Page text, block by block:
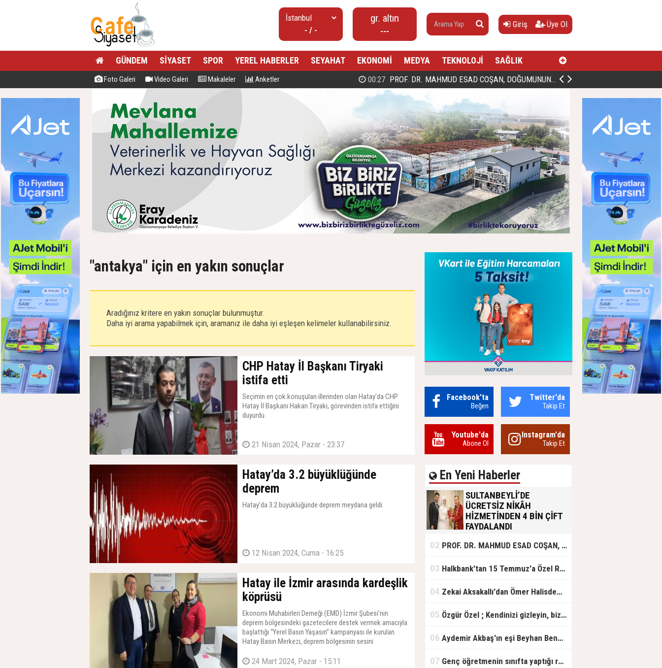
- / -
gr. altın
---
Giriş Üye Ol
GÜNDEM SİYASET SPOR YEREL HABERLER SEYAHAT EKONOMİ MEDYA TEKNOLOJİ SAĞLIK
Foto Galeri Video Galeri Makaleler Anketler 00:27 PROF. DR. MAHMUD ESAD COŞAN, DOĞUMUNUN HİCRÎ 91. YILINDA ELAZIĞ'DA YÂD EDİLECEK
"antakya" için en yakın sonuçlar
Aradığınız kritere en yakın sonuçlar bulunmuştur.
Daha iyi arama yapabilmek için, aramanız ile daha iyi eşleşen kelimeler kullanabilirsiniz.
CHP Hatay İl Başkanı Tiryaki
istifa etti
Seçimin en çok konuşulan illerinden olan Hatay'da CHP
Hatay İl Başkanı Hakan Tiryaki, görevinden istifa ettiğini
duyurdu.
21 Nisan 2024, Pazar - 23:37
Hatay’da 3.2 büyüklüğünde
deprem
Hatay’da 3.2 büyüklüğünde deprem meydana geldi.
12 Nisan 2024, Cuma - 16:25
Hatay ile İzmir arasında kardeşlik
köprüsü
Ekonomi Muhabirleri Derneği (EMD) İzmir Şubesi’nin
deprem bölgesindeki gazetecilere destek vermek amacıyla
başlattığı “Yerel Basın Yaşasın” kampanyası ile kurulan
Hatay Basın Merkezi, deprem bölgesinin sesini
24 Mart 2024, Pazar - 15:11
Facebook'ta
Beğen
Twitter'da
Takip Et
Youtube'da
Abone Ol
Instagram'da
Takip Et
En Yeni Haberler
SULTANBEYLİ’DE
ÜCRETSİZ NİKÂH
HİZMETİNDEN 4 BİN ÇİFT
FAYDALANDI
olan gençlere destek amacıyla
başlattığı ücretsiz nikâh hizmetini
başlattıklarını belirten Sultanbeyli
ücretsiz hizmet vermenin
02 PROF. DR. MAHMUD ESAD COŞAN, DOĞUMUNUN HİCRÎ 91. YILINDA ELAZIĞ'DA YÂD EDİLECEK
03 Halkbank'tan 15 Temmuz'a Özel Reklam Filmi: "İrade Bizim, Zafer Bizim"
04 Zekai Aksakallı'dan Ömer Halisdemir'e 'vefa' ziyareti!
05 Özgür Özel ; Kendinizi gizleyin, bizden işaret bekleyin
06 Aydemir Akbaş'ın eşi Beyhan Benek Akbaş hayatını kaybetti
07 Genç öğretmenin sınıfta yaptığı rezil paylaşım